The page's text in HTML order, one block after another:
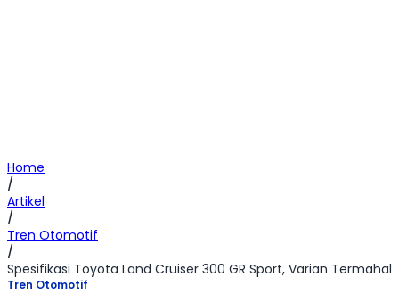
Home
/
Artikel
/
Tren Otomotif
/
Spesifikasi Toyota Land Cruiser 300 GR Sport, Varian Termahal
Tren Otomotif